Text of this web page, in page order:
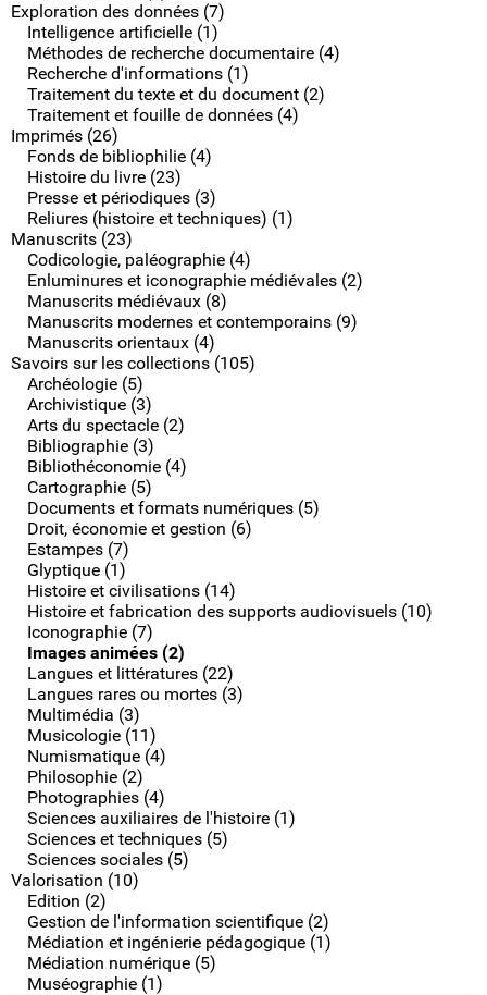
Exploration des données (7)
Intelligence artificielle (1)
Méthodes de recherche documentaire (4)
Recherche d'informations (1)
Traitement du texte et du document (2)
Traitement et fouille de données (4)
Imprimés (26)
Fonds de bibliophilie (4)
Histoire du livre (23)
Presse et périodiques (3)
Reliures (histoire et techniques) (1)
Manuscrits (23)
Codicologie, paléographie (4)
Enluminures et iconographie médiévales (2)
Manuscrits médiévaux (8)
Manuscrits modernes et contemporains (9)
Manuscrits orientaux (4)
Savoirs sur les collections (105)
Archéologie (5)
Archivistique (3)
Arts du spectacle (2)
Bibliographie (3)
Bibliothéconomie (4)
Cartographie (5)
Documents et formats numériques (5)
Droit, économie et gestion (6)
Estampes (7)
Glyptique (1)
Histoire et civilisations (14)
Histoire et fabrication des supports audiovisuels (10)
Iconographie (7)
Images animées (2)
Langues et littératures (22)
Langues rares ou mortes (3)
Multimédia (3)
Musicologie (11)
Numismatique (4)
Philosophie (2)
Photographies (4)
Sciences auxiliaires de l'histoire (1)
Sciences et techniques (5)
Sciences sociales (5)
Valorisation (10)
Edition (2)
Gestion de l'information scientifique (2)
Médiation et ingénierie pédagogique (1)
Médiation numérique (5)
Muséographie (1)